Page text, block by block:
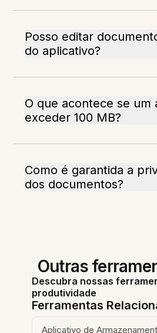
Posso editar
do aplicativo?
O que acontece se um
exceder 100 MB?
Como é garantida a
dos documentos?
Outras
Descubra nossas
produtividade
Ferramentas
Aplicativo de